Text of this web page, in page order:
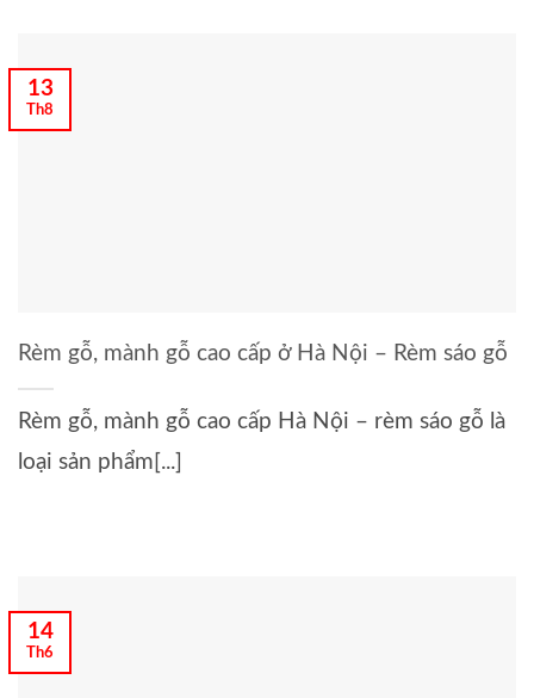
Rèm gỗ, mành gỗ cao cấp ở Hà Nội – Rèm sáo gỗ
Rèm gỗ, mành gỗ cao cấp Hà Nội – rèm sáo gỗ là
loại sản phẩm[...]
13
Th8
14
Th6